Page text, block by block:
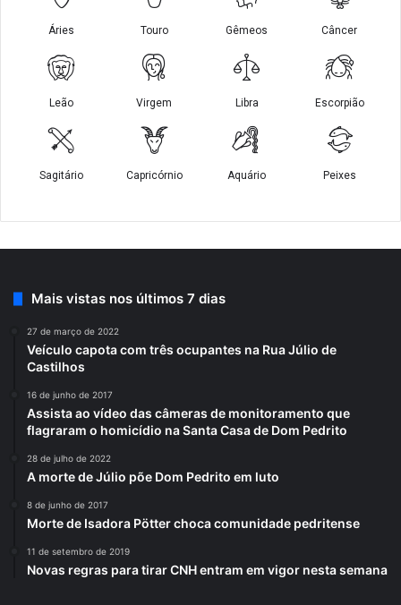
Mais vistas nos últimos 7 dias
27 de março de 2022
Veículo capota com três ocupantes na Rua Júlio de
Castilhos
16 de junho de 2017
Assista ao vídeo das câmeras de monitoramento que
flagraram o homicídio na Santa Casa de Dom Pedrito
28 de julho de 2022
A morte de Júlio põe Dom Pedrito em luto
8 de junho de 2017
Morte de Isadora Pötter choca comunidade pedritense
11 de setembro de 2019
Novas regras para tirar CNH entram em vigor nesta semana